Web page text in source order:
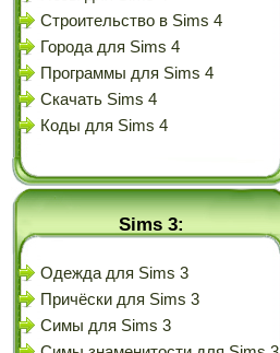
Строительство в Sims 4
Города для Sims 4
Программы для Sims 4
Скачать Sims 4
Коды для Sims 4
Sims 3:
Одежда для Sims 3
Причёски для Sims 3
Симы для Sims 3